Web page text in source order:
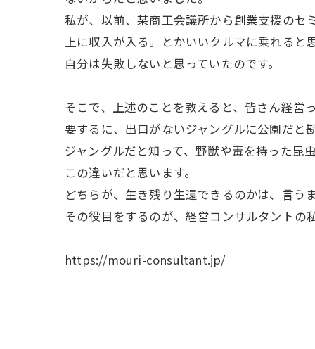
私が、以前、某商工会議所から創業支援のセ
上に収入が入る。とかいいクルマに乗れる
自分は失敗しないと思っていたのです。
そこで、上述のことを教えると、皆さん経営
要するに、出口がないジャングルに公園だと
ジャングルだと知って、野獣や毒を持った昆
この違いだと思います。
どちらが、生き残り生還できるのかは、言う
その役目をするのが、経営コンサルタントの
https://mouri-consultant.jp/